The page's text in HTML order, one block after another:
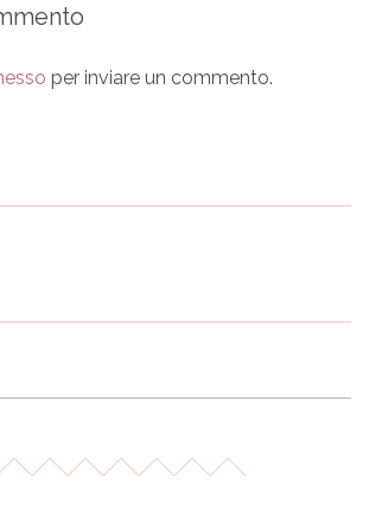
per inviare un commento.